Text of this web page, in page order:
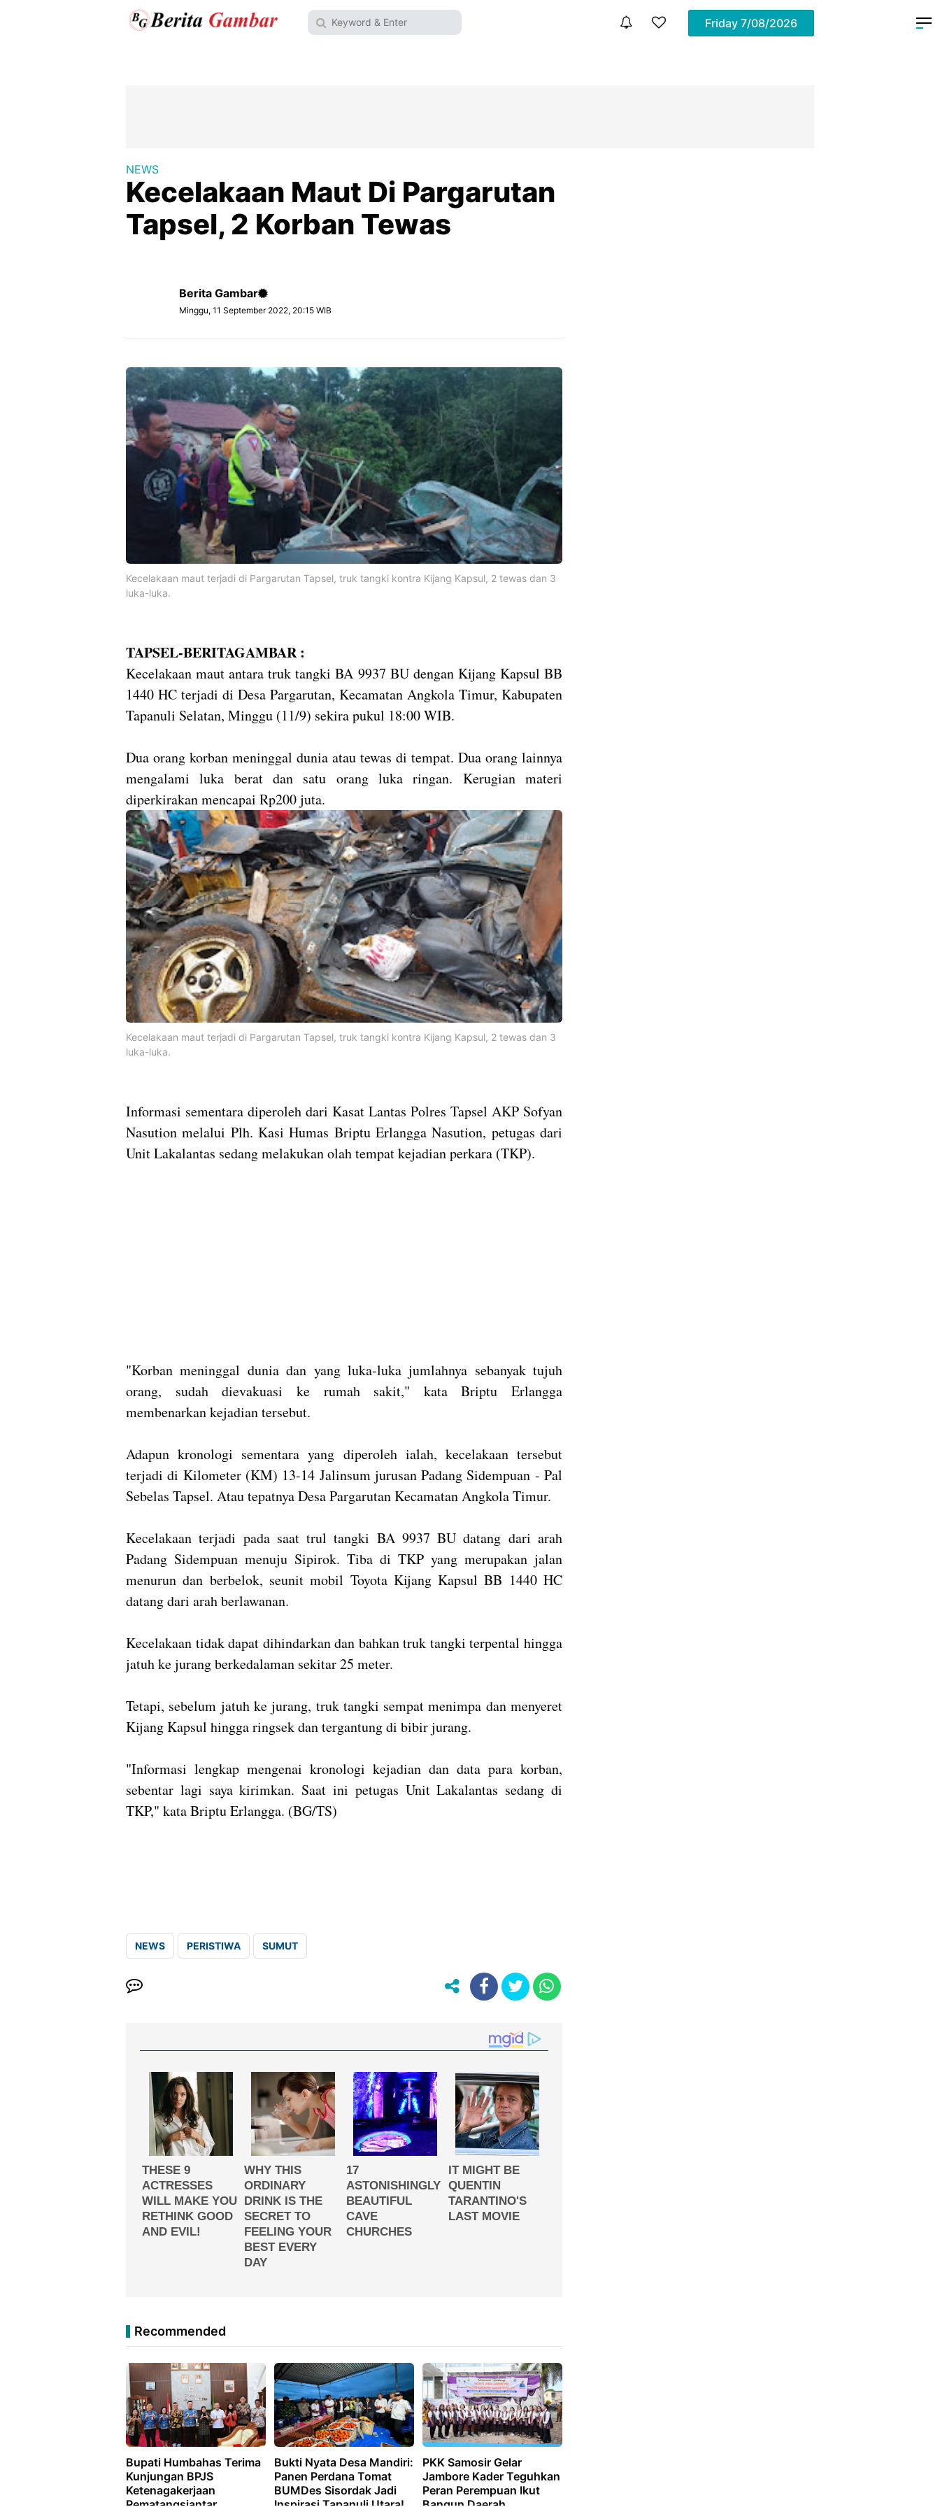
Friday 7/08/2026
NEWS
Kecelakaan Maut Di Pargarutan
Tapsel, 2 Korban Tewas
Berita Gambar
Minggu, 11 September 2022, 20:15 WIB
Kecelakaan maut terjadi di Pargarutan Tapsel, truk tangki kontra Kijang Kapsul, 2 tewas dan 3
luka-luka.
TAPSEL-BERITAGAMBAR :
Kecelakaan maut antara truk tangki BA 9937 BU dengan Kijang Kapsul BB
1440 HC terjadi di Desa Pargarutan, Kecamatan Angkola Timur, Kabupaten
Tapanuli Selatan, Minggu (11/9) sekira pukul 18:00 WIB.
Dua orang korban meninggal dunia atau tewas di tempat. Dua orang lainnya
mengalami luka berat dan satu orang luka ringan. Kerugian materi
diperkirakan mencapai Rp200 juta.
Kecelakaan maut terjadi di Pargarutan Tapsel, truk tangki kontra Kijang Kapsul, 2 tewas dan 3
luka-luka.
Informasi sementara diperoleh dari Kasat Lantas Polres Tapsel AKP Sofyan
Nasution melalui Plh. Kasi Humas Briptu Erlangga Nasution, petugas dari
Unit Lakalantas sedang melakukan olah tempat kejadian perkara (TKP).
"Korban meninggal dunia dan yang luka-luka jumlahnya sebanyak tujuh
orang, sudah dievakuasi ke rumah sakit," kata Briptu Erlangga
membenarkan kejadian tersebut.
Adapun kronologi sementara yang diperoleh ialah, kecelakaan tersebut
terjadi di Kilometer (KM) 13-14 Jalinsum jurusan Padang Sidempuan - Pal
Sebelas Tapsel. Atau tepatnya Desa Pargarutan Kecamatan Angkola Timur.
Kecelakaan terjadi pada saat trul tangki BA 9937 BU datang dari arah
Padang Sidempuan menuju Sipirok. Tiba di TKP yang merupakan jalan
menurun dan berbelok, seunit mobil Toyota Kijang Kapsul BB 1440 HC
datang dari arah berlawanan.
Kecelakaan tidak dapat dihindarkan dan bahkan truk tangki terpental hingga
jatuh ke jurang berkedalaman sekitar 25 meter.
Tetapi, sebelum jatuh ke jurang, truk tangki sempat menimpa dan menyeret
Kijang Kapsul hingga ringsek dan tergantung di bibir jurang.
"Informasi lengkap mengenai kronologi kejadian dan data para korban,
sebentar lagi saya kirimkan. Saat ini petugas Unit Lakalantas sedang di
TKP," kata Briptu Erlangga. (BG/TS)
NEWS PERISTIWA SUMUT
Recommended
Bupati Humbahas Terima
Kunjungan BPJS
Ketenagakerjaan
Bukti Nyata Desa Mandiri:
Panen Perdana Tomat
BUMDes Sisordak Jadi
PKK Samosir Gelar
Jambore Kader Teguhkan
Peran Perempuan Ikut